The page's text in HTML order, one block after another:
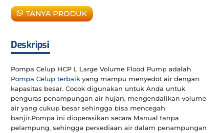
TANYA PRODUK
Deskripsi
Pompa Celup HCP L Large Volume Flood Pump adalah
Pompa Celup terbaik yang mampu menyedot air dengan
kapasitas besar. Cocok digunakan untuk Anda untuk
penguras penampungan air hujan, mengendalikan volume
air yang cukup besar sehingga bisa mencegah
banjir.Pompa ini dioperasikan secara Manual tanpa
pelampung, sehingga persediaan air dalam penampungan